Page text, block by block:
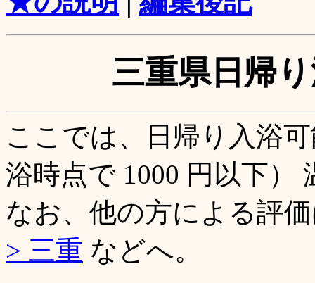
三重県日帰
ここでは、日帰り入浴
浴時点で 1000 円以下）
なお、他の方による評
> 三重 などへ。